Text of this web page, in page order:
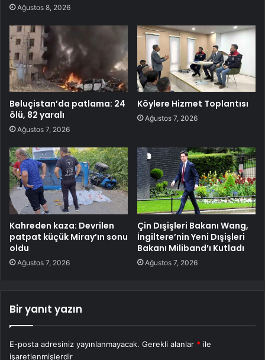
Ağustos 8, 2026
Beluçistan’da patlama: 24
ölü, 82 yaralı
Ağustos 7, 2026
Köylere Hizmet Toplantısı
Ağustos 7, 2026
Kahreden kaza: Devrilen
patpat küçük Miray’ın sonu
oldu
Ağustos 7, 2026
Çin Dışişleri Bakanı Wang,
İngiltere’nin Yeni Dışişleri
Bakanı Miliband’ı Kutladı
Ağustos 7, 2026
Bir yanıt yazın
E-posta adresiniz yayınlanmayacak. Gerekli alanlar * ile
işaretlenmişlerdir